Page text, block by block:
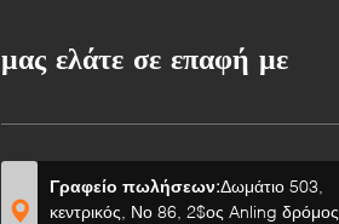
μας ελάτε σε επαφή με
Γραφείο πωλήσεων:Δωμάτιο 503,
κεντρικός, Νο 86, 2$ος Anling δρόμος